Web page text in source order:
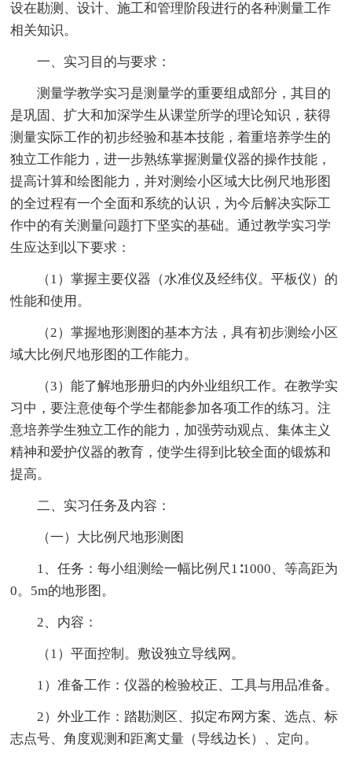
设在勘测、设计、施工和管理阶段进行的各种测量工作
相关知识。
一、实习目的与要求：
测量学教学实习是测量学的重要组成部分，其目的
是巩固、扩大和加深学生从课堂所学的理论知识，获得
测量实际工作的初步经验和基本技能，着重培养学生的
独立工作能力，进一步熟练掌握测量仪器的操作技能，
提高计算和绘图能力，并对测绘小区域大比例尺地形图
的全过程有一个全面和系统的认识，为今后解决实际工
作中的有关测量问题打下坚实的基础。通过教学实习学
生应达到以下要求：
（1）掌握主要仪器（水准仪及经纬仪。平板仪）的
性能和使用。
（2）掌握地形测图的基本方法，具有初步测绘小区
域大比例尺地形图的工作能力。
（3）能了解地形册归的内外业组织工作。在教学实
习中，要注意使每个学生都能参加各项工作的练习。注
意培养学生独立工作的能力，加强劳动观点、集体主义
精神和爱护仪器的教育，使学生得到比较全面的锻炼和
提高。
二、实习任务及内容：
（一）大比例尺地形测图
1、任务：每小组测绘一幅比例尺1∶1000、等高距为
0。5m的地形图。
2、内容：
（1）平面控制。敷设独立导线网。
1）准备工作：仪器的检验校正、工具与用品准备。
2）外业工作：踏勘测区、拟定布网方案、选点、标
志点号、角度观测和距离丈量（导线边长）、定向。